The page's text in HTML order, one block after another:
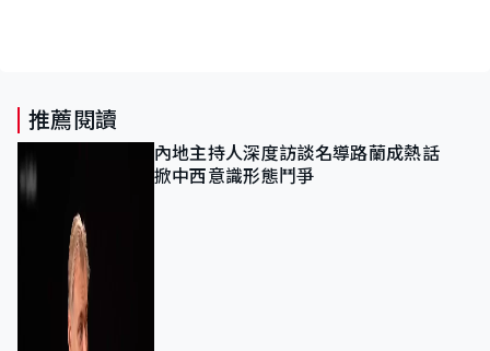
推薦閱讀
內地主持人深度訪談名導路蘭成熱話
掀中西意識形態鬥爭